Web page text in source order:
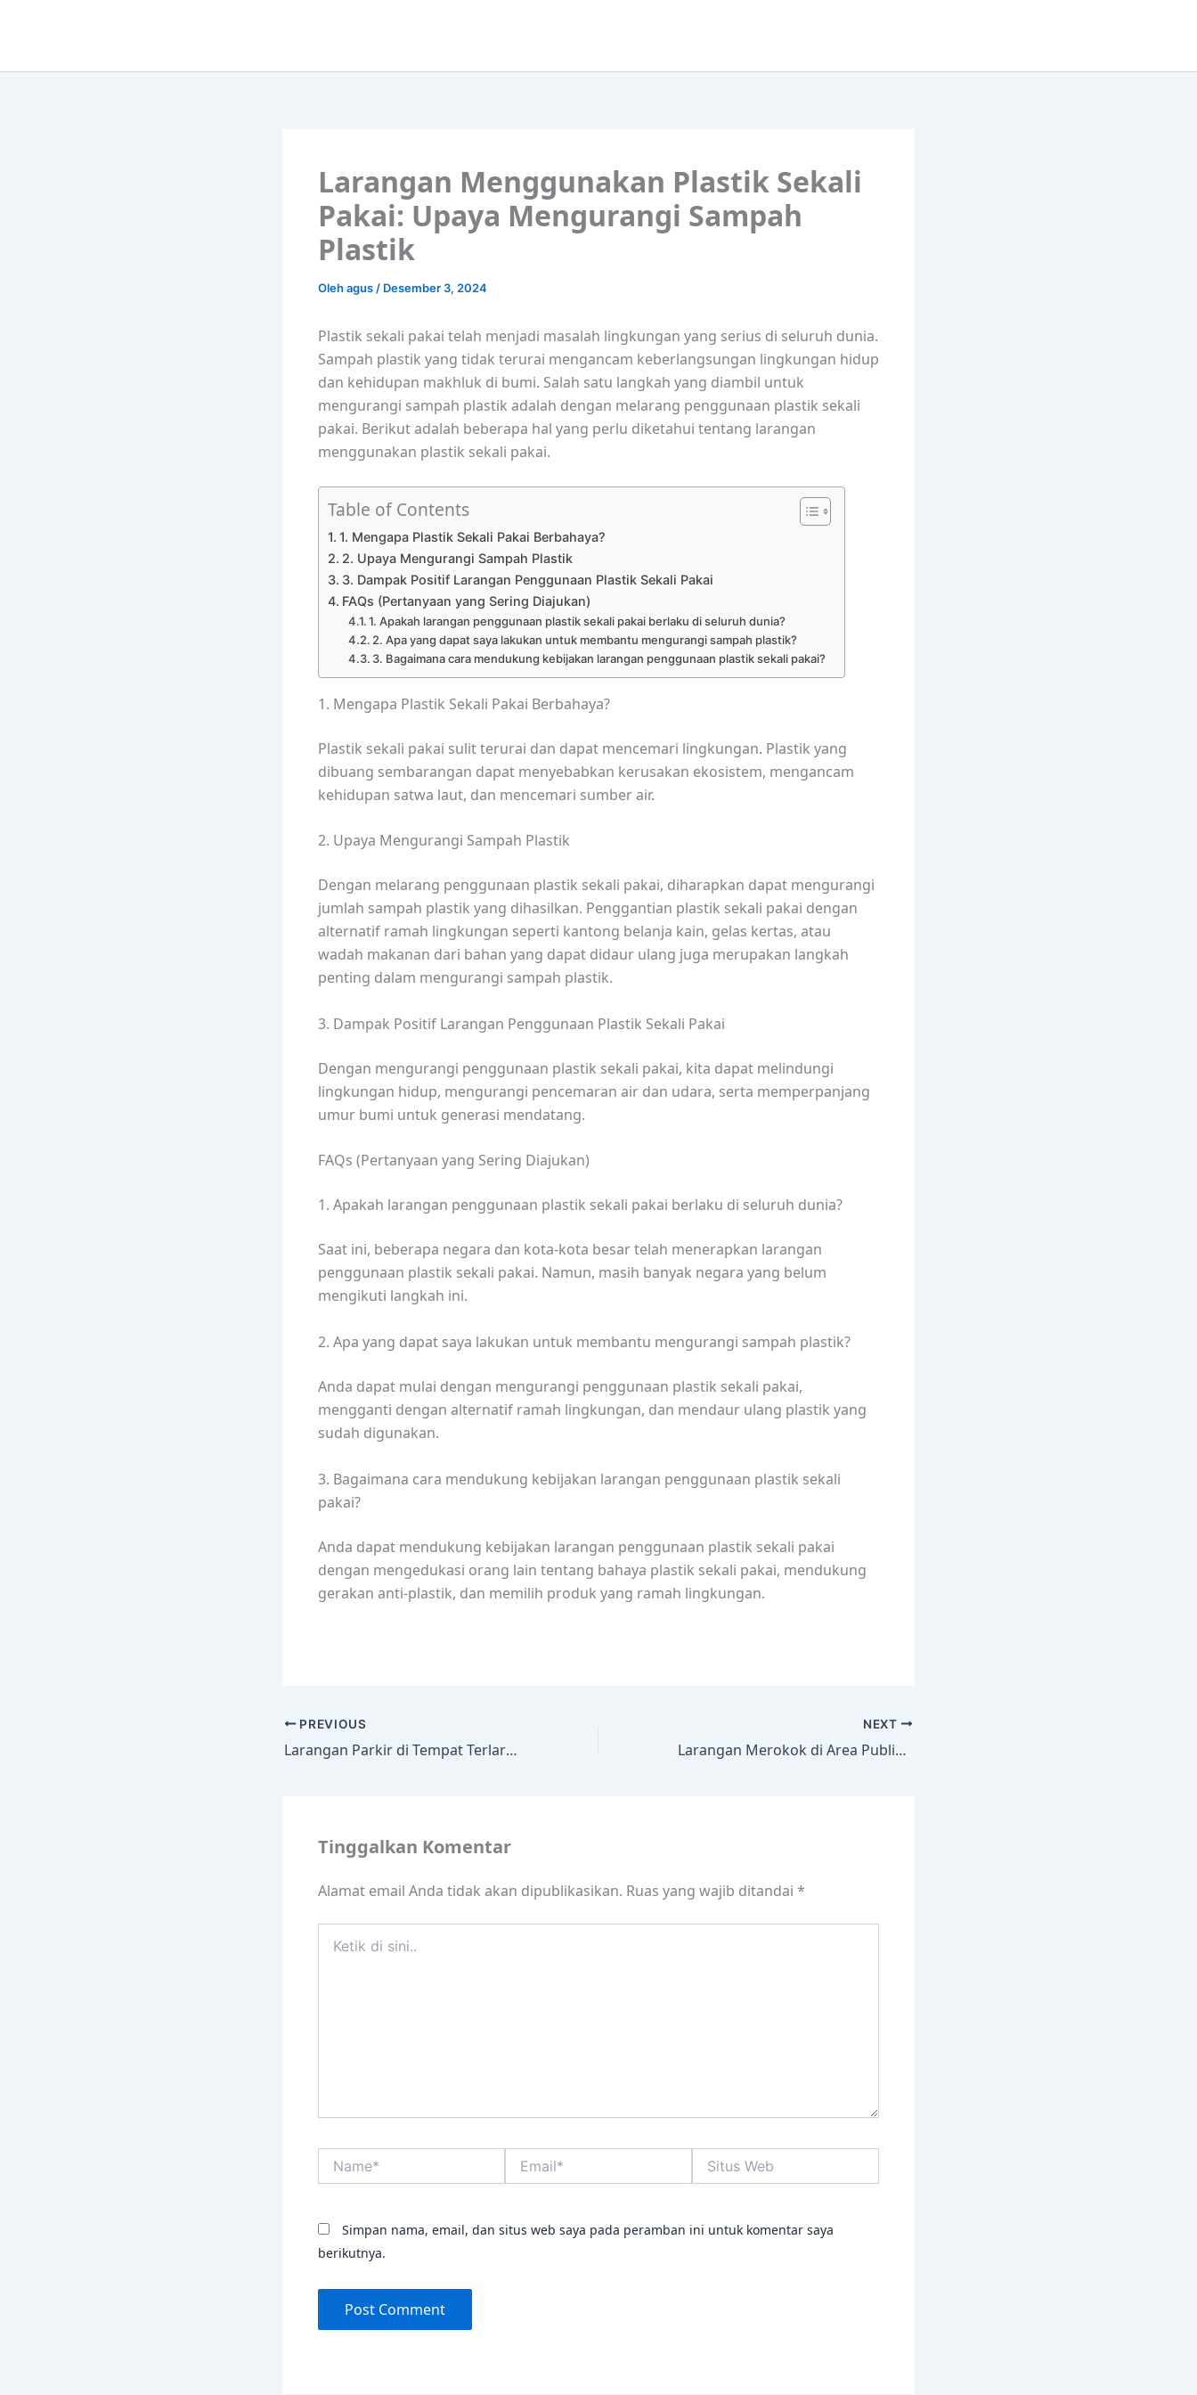
Larangan Menggunakan Plastik Sekali
Pakai: Upaya Mengurangi Sampah
Plastik
Olehagus / Desember 3, 2024
Plastik sekali pakai telah menjadi masalah lingkungan yang serius di seluruh dunia.
Sampah plastik yang tidak terurai mengancam keberlangsungan lingkungan hidup
dan kehidupan makhluk di bumi. Salah satu langkah yang diambil untuk
mengurangi sampah plastik adalah dengan melarang penggunaan plastik sekali
pakai. Berikut adalah beberapa hal yang perlu diketahui tentang larangan
menggunakan plastik sekali pakai.
Table of Contents
1. Mengapa Plastik Sekali Pakai Berbahaya?
2. Upaya Mengurangi Sampah Plastik
3. Dampak Positif Larangan Penggunaan Plastik Sekali Pakai
FAQs (Pertanyaan yang Sering Diajukan)
1. Apakah larangan penggunaan plastik sekali pakai berlaku di seluruh dunia?
2. Apa yang dapat saya lakukan untuk membantu mengurangi sampah plastik?
3. Bagaimana cara mendukung kebijakan larangan penggunaan plastik sekali pakai?
1. Mengapa Plastik Sekali Pakai Berbahaya?
Plastik sekali pakai sulit terurai dan dapat mencemari lingkungan. Plastik yang
dibuang sembarangan dapat menyebabkan kerusakan ekosistem, mengancam
kehidupan satwa laut, dan mencemari sumber air.
2. Upaya Mengurangi Sampah Plastik
Dengan melarang penggunaan plastik sekali pakai, diharapkan dapat mengurangi
jumlah sampah plastik yang dihasilkan. Penggantian plastik sekali pakai dengan
alternatif ramah lingkungan seperti kantong belanja kain, gelas kertas, atau
wadah makanan dari bahan yang dapat didaur ulang juga merupakan langkah
penting dalam mengurangi sampah plastik.
3. Dampak Positif Larangan Penggunaan Plastik Sekali Pakai
Dengan mengurangi penggunaan plastik sekali pakai, kita dapat melindungi
lingkungan hidup, mengurangi pencemaran air dan udara, serta memperpanjang
umur bumi untuk generasi mendatang.
FAQs (Pertanyaan yang Sering Diajukan)
1. Apakah larangan penggunaan plastik sekali pakai berlaku di seluruh dunia?
Saat ini, beberapa negara dan kota-kota besar telah menerapkan larangan
penggunaan plastik sekali pakai. Namun, masih banyak negara yang belum
mengikuti langkah ini.
2. Apa yang dapat saya lakukan untuk membantu mengurangi sampah plastik?
Anda dapat mulai dengan mengurangi penggunaan plastik sekali pakai,
mengganti dengan alternatif ramah lingkungan, dan mendaur ulang plastik yang
sudah digunakan.
3. Bagaimana cara mendukung kebijakan larangan penggunaan plastik sekali
pakai?
Anda dapat mendukung kebijakan larangan penggunaan plastik sekali pakai
dengan mengedukasi orang lain tentang bahaya plastik sekali pakai, mendukung
gerakan anti-plastik, dan memilih produk yang ramah lingkungan.
PREVIOUS
Larangan Parkir di Tempat Terlarang: Denda dan Sanksi
NEXT
Larangan Merokok di Area Publik: Kenapa Penting untuk Dipatuhi
Tinggalkan Komentar
Alamat email Anda tidak akan dipublikasikan. Ruas yang wajib ditandai *
Web
Simpan nama, email, dan situs web saya pada peramban ini untuk komentar saya
berikutnya.